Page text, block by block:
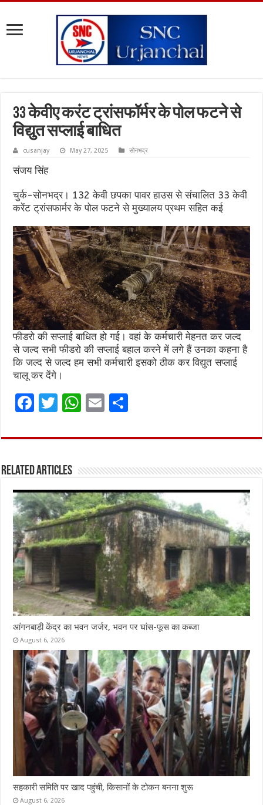
33 केवीए करंट ट्रांसफॉर्मर के पोल फटने से
विद्युत सप्लाई बाधित
cusanjay May 27, 2025 सोनभद्र
संजय सिंह
चुर्क-सोनभद्र। 132 केवी छपका पावर हाउस से संचालित 33 केवी
करेंट ट्रांसफार्मर के पोल फटने से मुख्यालय प्रथम सहित कई
फीडरो की सप्लाई बाधित हो गई। वहां के कर्मचारी मेहनत कर जल्द
से जल्द सभी फीडरो की सप्लाई बहाल करने में लगे हैं उनका कहना है
कि जल्द से जल्द हम सभी कर्मचारी इसको ठीक कर विद्युत सप्लाई
चालू कर देंगे।
F
ce
o
o
k
T
it
r
W
at
A
p
p
E
ai ar
Related Articles
आंगनबाड़ी केंद्र का भवन जर्जर, भवन पर घांस-फूस का कब्जा
August 6, 2026
सहकारी समिति पर खाद पहुंची, किसानों के टोकन बनना शुरू
August 6, 2026